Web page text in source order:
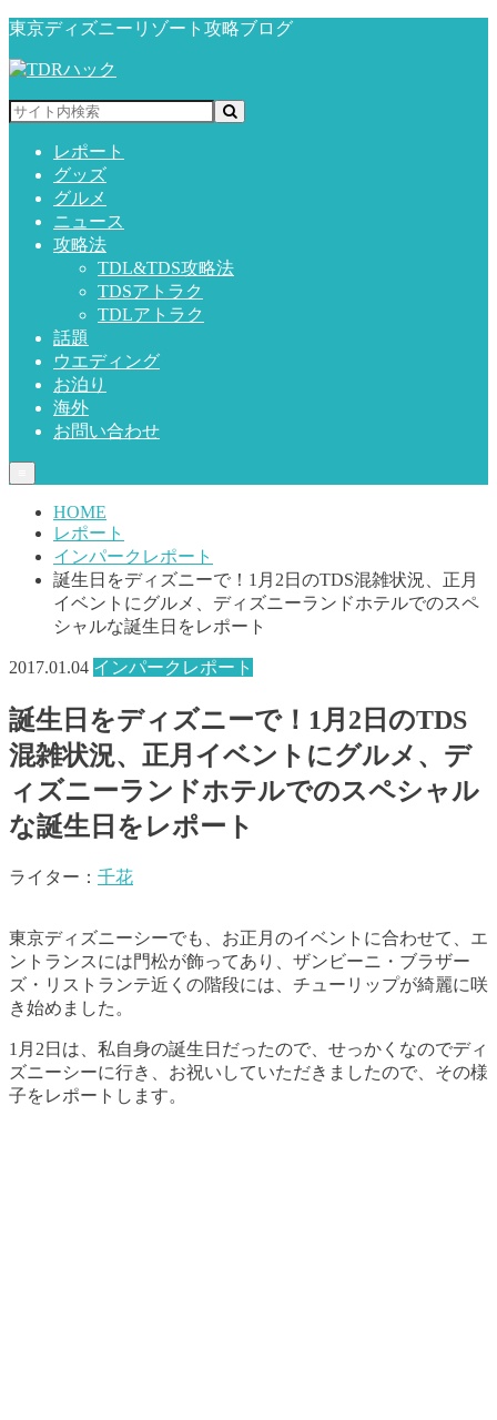
東京ディズニーリゾート攻略ブログ
レポート
グッズ
グルメ
ニュース
攻略法
TDL&TDS攻略法
TDSアトラク
TDLアトラク
話題
ウエディング
お泊り
海外
お問い合わせ
HOME
レポート
インパークレポート
誕生日をディズニーで！1月2日のTDS混雑状況、正月
イベントにグルメ、ディズニーランドホテルでのスペ
シャルな誕生日をレポート
2017.01.04 インパークレポート
誕生日をディズニーで！1月2日のTDS
混雑状況、正月イベントにグルメ、デ
ィズニーランドホテルでのスペシャル
な誕生日をレポート
ライター： 千花
東京ディズニーシーでも、お正月のイベントに合わせて、エ
ントランスには門松が飾ってあり、ザンビーニ・ブラザー
ズ・リストランテ近くの階段には、チューリップが綺麗に咲
き始めました。
1月2日は、私自身の誕生日だったので、せっかくなのでディ
ズニーシーに行き、お祝いしていただきましたので、その様
子をレポートします。